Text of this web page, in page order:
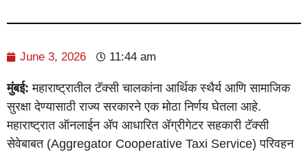
June 3, 2026 11:44 am
मुंबई: महाराष्ट्रातील टॅक्सी चालकांना आर्थिक स्थैर्य आणि सामाजिक
सुरक्षा देण्यासाठी राज्य सरकारने एक मोठा निर्णय घेतला आहे.
महाराष्ट्रात ऑनलाईन ॲप आधारित ॲग्रीगेटर सहकारी टॅक्सी
सेवेबाबत (Aggregator Cooperative Taxi Service) परिवहन